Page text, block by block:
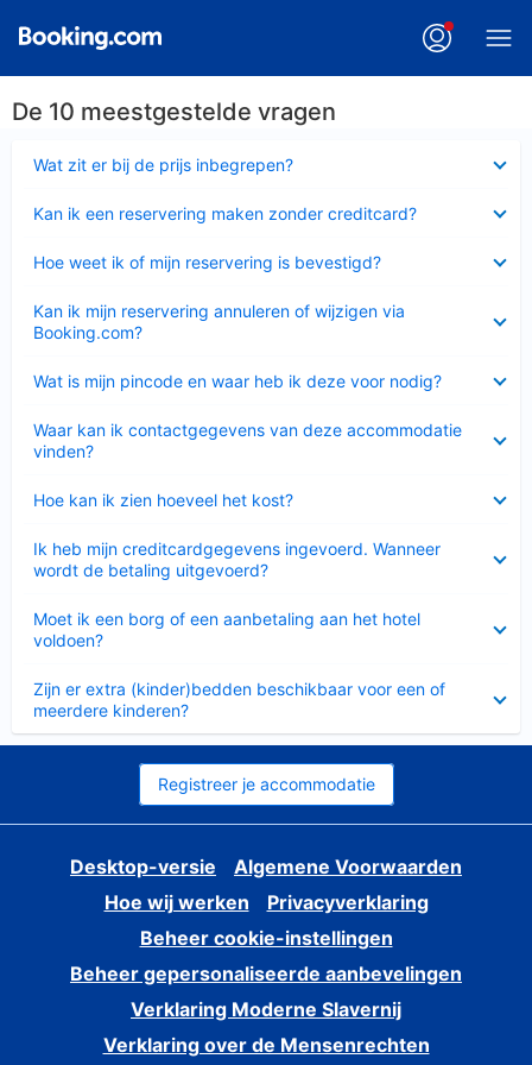
De 10 meestgestelde vragen
Wat zit er bij de prijs inbegrepen?
Kan ik een reservering maken zonder creditcard?
Hoe weet ik of mijn reservering is bevestigd?
Kan ik mijn reservering annuleren of wijzigen via
Booking.com?
Wat is mijn pincode en waar heb ik deze voor nodig?
Waar kan ik contactgegevens van deze accommodatie
vinden?
Hoe kan ik zien hoeveel het kost?
Ik heb mijn creditcardgegevens ingevoerd. Wanneer
wordt de betaling uitgevoerd?
Moet ik een borg of een aanbetaling aan het hotel
voldoen?
Zijn er extra (kinder)bedden beschikbaar voor een of
meerdere kinderen?
Registreer je accommodatie
Desktop-versie
Algemene Voorwaarden
Hoe wij werken
Privacyverklaring
Beheer cookie-instellingen
Beheer gepersonaliseerde aanbevelingen
Verklaring Moderne Slavernij
Verklaring over de Mensenrechten